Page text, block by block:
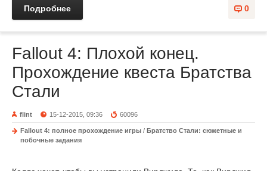
0
Подробнее
Fallout 4: Плохой конец.
Прохождение квеста Братства
Стали
flint 15-12-2015, 09:36 60096
Fallout 4: полное прохождение игры / Братство Стали: сюжетные и
побочные задания